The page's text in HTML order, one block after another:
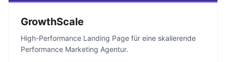
GrowthScale
High-Performance Landing Page für eine skalierende
Performance Marketing Agentur.